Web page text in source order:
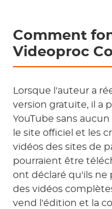
Comment
Videoproc
Lorsque l'auteur a
version gratuite, il a
YouTube sans
le site officiel et les
vidéos des sites de
pourraient être
ont déclaré qu'ils ne
des vidéos
vend l'édition et la